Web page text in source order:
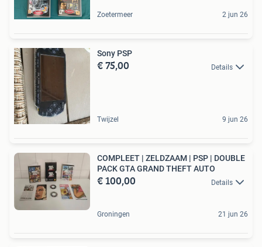
Zoetermeer 2 jun 26
Sony PSP
€ 75,00 Details
Twijzel 9 jun 26
COMPLEET | ZELDZAAM | PSP | DOUBLE
PACK GTA GRAND THEFT AUTO
€ 100,00 Details
Groningen 21 jun 26